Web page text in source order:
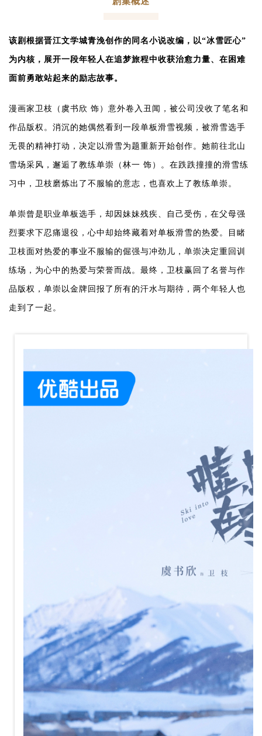
该剧根据晋江文学城青浼创作的同名小说改编，以“冰雪匠心”
为内核，展开一段年轻人在追梦旅程中收获治愈力量、在困难
面前勇敢站起来的励志故事。
漫画家卫枝（ 虞书欣 饰）意外卷入丑闻，被公司没收了笔名和
作品版权。消沉的她偶然看到一段单板滑雪视频，被滑雪选手
无畏的精神打动，决定以滑雪为题重新开始创作。她前往北山
雪场采风，邂逅了教练单崇（ 林一 饰）。在跌跌撞撞的滑雪练
习中，卫枝磨炼出了不服输的意志，也喜欢上了教练单崇。
单崇曾是职业单板选手，却因妹妹残疾、自己受伤，在父母强
烈要求下忍痛退役，心中却始终藏着对单板滑雪的热爱。目睹
卫枝面对热爱的事业不服输的倔强与冲劲儿，单崇决定重回训
练场，为心中的热爱与荣誉而战。最终，卫枝赢回了名誉与作
品版权，单崇以金牌回报了所有的汗水与期待，两个年轻人也
走到了一起。